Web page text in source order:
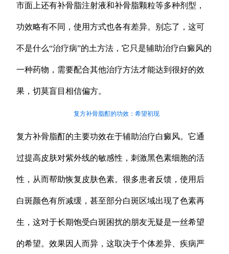
市面上还有补骨脂注射液和补骨脂颗粒等多种剂型，
功效略有不同，使用方式也各有差异。别忘了，这可
不是什么“治疗病”的土方法，它只是辅助治疗白癜风的
一种药物，需要配合其他治疗方法才能达到很好的效
果，切莫盲目相信偏方。
复方补骨脂酊的功效：希望初现
复方补骨脂酊的主要功效在于辅助治疗白癜风。它通
过提高皮肤对紫外线的敏感性，刺激黑色素细胞的活
性，从而帮助恢复皮肤色素。很多患者反馈，使用后
白斑颜色有所减缓，甚至部分白斑区域出现了色素再
生，这对于长期饱受白斑困扰的朋友无疑是一丝希望
的希望。效果因人而异，这取决于个体差异、疾病严